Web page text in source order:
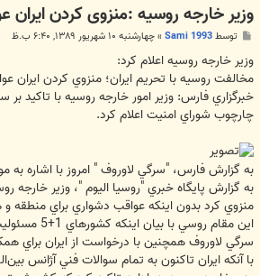
وزير خارجه روسيه :منزوی کردن ایران
ت
توسطSami 1993
»چهارشنبه ۱۰ شهریور ۱۳۸۹, ۶:۴۰ ب.ظ
وزير خارجه روسيه اعلام كرد:
مخالفت روسيه با تحريم ايران؛ منزوي كردن ايران
خبرگزاري فارس: وزير امور خارجه روسيه با تاكيد
چارچوب شوراي امنيت اعلام كرد.
به گزارش فارس، "سرگي لاوروف " امروز با اشاره
به گزارش پايگاه خبري "روسيا اليوم "، وزير خارجه
منزوي كرد بدون اينكه عواقب دشواري براي منطقه و
اين مقام روسي با بيان اينكه كشورهاي 1+5 مسئوليت‌ زيادي براي حل موضوع هسته‌اي ايران قائل هستند، بر اهميت استفاده قالب‌هاي اجتماعي براي تعامل با ايران تاكيد كرد.
سرگي لاوروف همچنين با درخواست از ايران براي
با آنكه ايران تاكنون به تمام سوالات فني آژانس